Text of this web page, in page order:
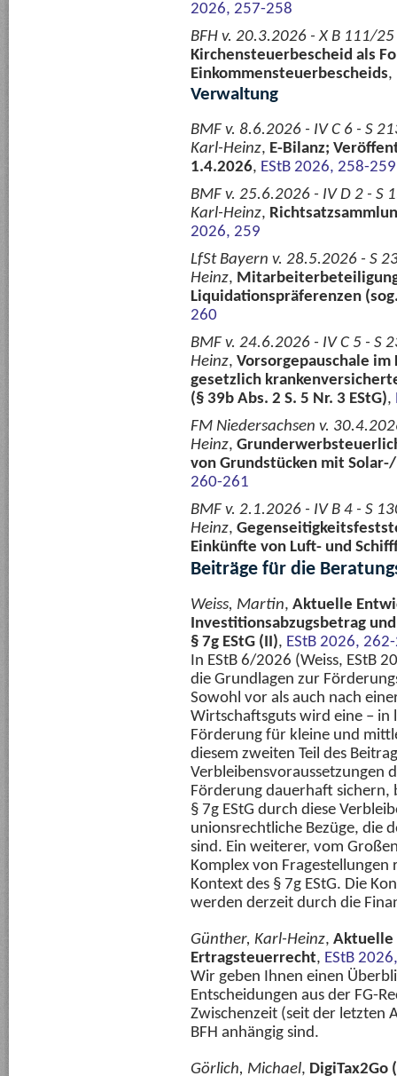
2026, 257-258
BFH v. 20.3.2026 - X B 111/
Kirchensteuerbescheid als
Einkommensteuerbescheids,
Verwaltung
BMF v. 8.6.2026 - IV C 6 - S
Karl-Heinz, E-Bilanz;
1.4.2026, EStB 2026, 258-259
BMF v. 25.6.2026 - IV D 2 -
Karl-Heinz,
2026, 259
LfSt Bayern v. 28.5.2026 - S
Heinz,
Liquidationspräferenzen
260
BMF v. 24.6.2026 - IV C 5 -
Heinz, Vorsorgepauschale
gesetzlich
(§ 39b Abs. 2 S. 5 Nr. 3 EStG),
FM Niedersachsen v.
Heinz,
von Grundstücken mit
260-261
BMF v. 2.1.2026 - IV B 4 - S
Heinz,
Einkünfte von Luft- und
Beiträge für die
Weiss, Martin, Aktuelle
Investitionsabzugsbetrag
§ 7g EStG (II), EStB 2026,
In EStB 6/2026 (Weiss, EStB
die Grundlagen zur
Sowohl vor als auch nach
Wirtschaftsguts wird eine – in
Förderung für kleine und
diesem zweiten Teil des
Verbleibensvoraussetzungen
Förderung dauerhaft sichern,
§ 7g EStG durch diese
unionsrechtliche Bezüge, die
sind. Ein weiterer, vom
Komplex von
Kontext des § 7g EStG. Die
werden derzeit durch die
Günther, Karl-Heinz, Aktuelle
Ertragsteuerrecht, EStB
Wir geben Ihnen einen
Entscheidungen aus der FG-
Zwischenzeit (seit der letzten
BFH anhängig sind.
Görlich, Michael, DigiTax2Go